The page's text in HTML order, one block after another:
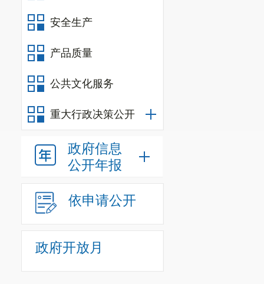
安全生产
产品质量
公共文化服务
重大行政决策公开
政府信息
公开年报
依申请公开
政府开放月